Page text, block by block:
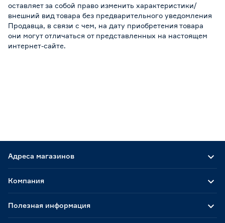
оставляет за собой право изменить характеристики/
внешний вид товара без предварительного уведомления
Продавца, в связи с чем, на дату приобретения товара
они могут отличаться от представленных на настоящем
интернет-сайте.
Адреса магазинов
Компания
Полезная информация